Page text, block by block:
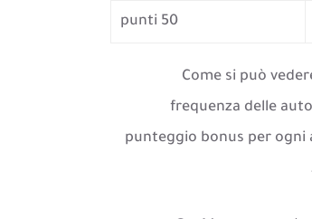
50 punti
Come si può
frequenza delle
punteggio bonus per